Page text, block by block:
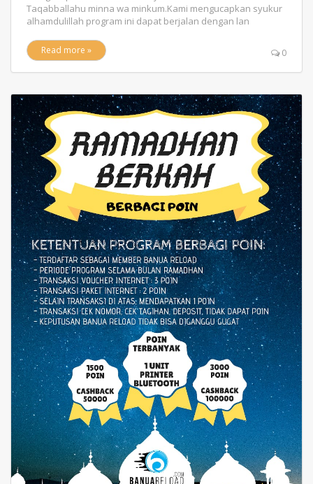
Taqabballahu minna wa minkum.Kami mengucapkan syukur
alhamdulillah program ini dapat berjalan dengan lan
Read more » 0